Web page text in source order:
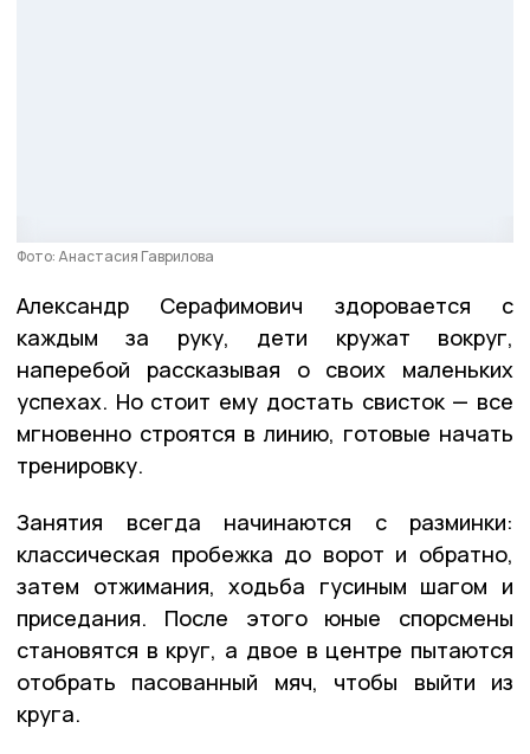
Фото: Анастасия Гаврилова
Александр Серафимович здоровается с
каждым за руку, дети кружат вокруг,
наперебой рассказывая о своих маленьких
успехах. Но стоит ему достать свисток — все
мгновенно строятся в линию, готовые начать
тренировку.
Занятия всегда начинаются с разминки:
классическая пробежка до ворот и обратно,
затем отжимания, ходьба гусиным шагом и
приседания. После этого юные спорсмены
становятся в круг, а двое в центре пытаются
отобрать пасованный мяч, чтобы выйти из
круга.